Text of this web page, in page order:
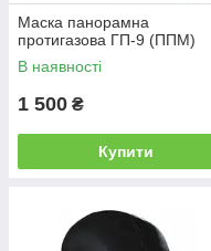
Маска панорамна
протигазова ГП-9 (ППМ)
В наявності
1 500 ₴
Купити